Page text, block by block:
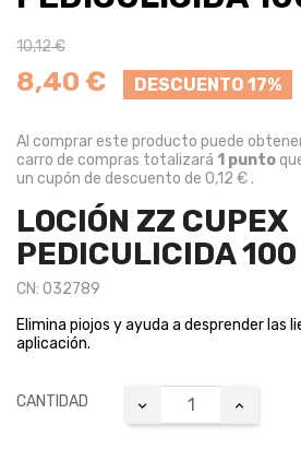
10,12 €
8,40 € DESCUENTO 17%
Al comprar este producto puede
carro de compras totalizará 1 punto
un cupón de descuento de 0,12 €.
LOCIÓN ZZ CUPEX
PEDICULICIDA
CN: 032789
Elimina piojos y ayuda a desprender las
aplicación.
CANTIDAD